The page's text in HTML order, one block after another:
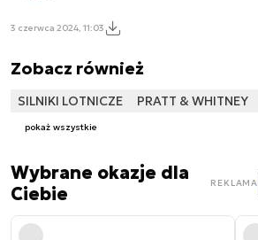
3 czerwca 2024, 11:03
Zobacz również
SILNIKI LOTNICZE PRATT & WHITNEY
pokaż wszystkie
Wybrane okazje dla
Ciebie
REKLAMA